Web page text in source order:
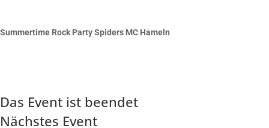
Summertime Rock Party Spiders MC Hameln
Das Event ist beendet
Nächstes Event